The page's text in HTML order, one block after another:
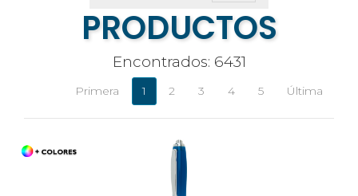
PRODUCTOS
Encontrados: 6431
Primera 1 2 3 4 5 Última